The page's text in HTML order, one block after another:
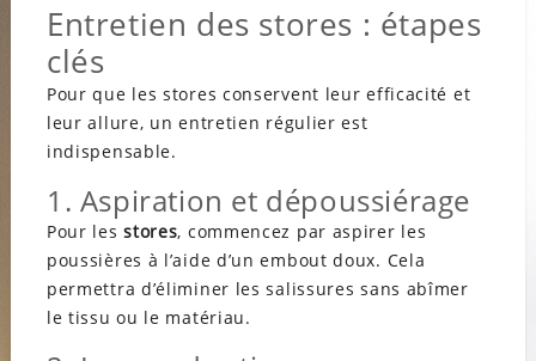
Entretien des stores : étapes
clés
Pour que les stores conservent leur efficacité et
leur allure, un entretien régulier est
indispensable.
1. Aspiration et dépoussiérage
Pour lesstores, commencez par aspirer les
poussières à l’aide d’un embout doux. Cela
permettra d’éliminer les salissures sans abîmer
le tissu ou le matériau.